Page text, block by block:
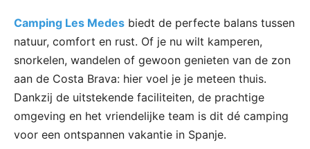
Camping Les Medes biedt de perfecte balans tussen
natuur, comfort en rust. Of je nu wilt kamperen,
snorkelen, wandelen of gewoon genieten van de zon
aan de Costa Brava: hier voel je je meteen thuis.
Dankzij de uitstekende faciliteiten, de prachtige
omgeving en het vriendelijke team is dit dé camping
voor een ontspannen vakantie in Spanje.